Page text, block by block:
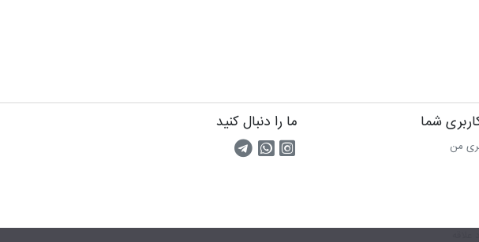
شما
من
ما را دنبال کنید
اینستاگرام
پیام رسان واتس اپ
کانال تلگرام